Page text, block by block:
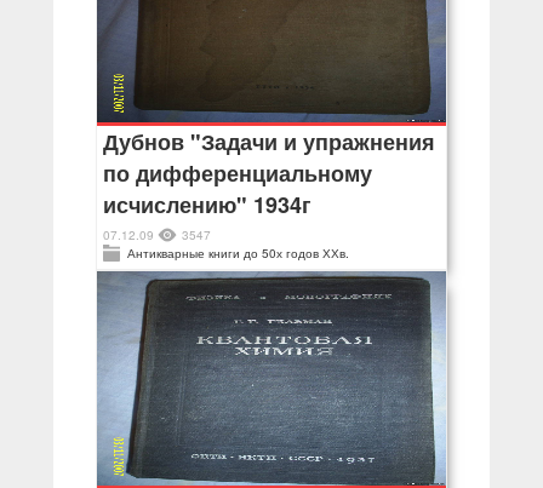
Дубнов "Задачи и упражнения
по дифференциальному
исчислению" 1934г
07.12.09
3547
Антикварные книги до 50х годов ХХв.